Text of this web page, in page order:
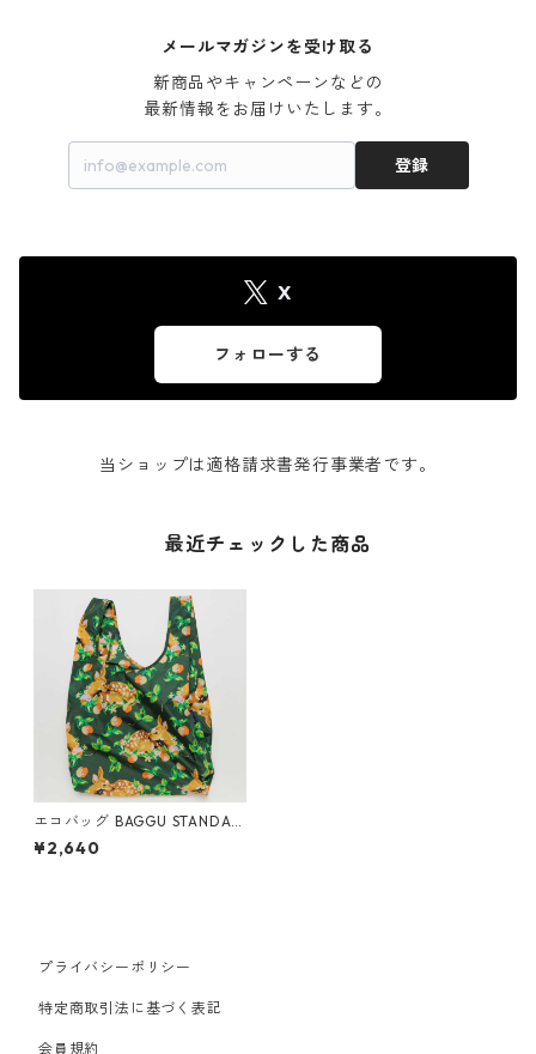
メールマガジンを受け取る
新商品やキャンペーンなどの
最新情報をお届けいたします。
登録
X
フォローする
当ショップは適格請求書発行事業者です。
最近チェックした商品
エコバッグ BAGGU STANDAR
D スタンダードバグゥ バグー
ナイロン ディア
¥2,640
プライバシーポリシー
特定商取引法に基づく表記
会員規約